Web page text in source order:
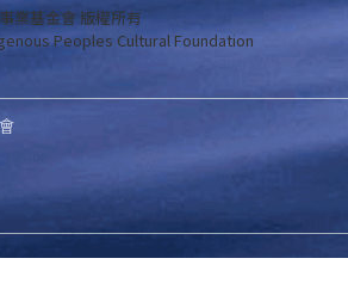
業基金會 版權所有
Peoples Cultural Foundation